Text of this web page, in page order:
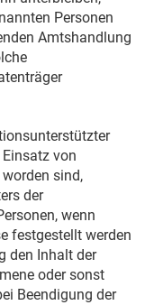
Personen
Amtshandlung
von
sind,
der
wenn
festgestellt werden
den Inhalt der
oder sonst
Beendigung der